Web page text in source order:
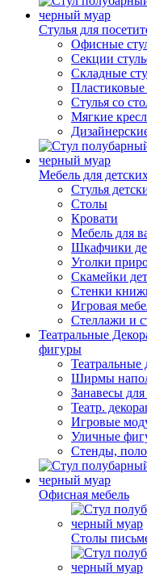
Стулья для
Офисные
Секции
Складные
Пластиковые
Стулья со
Мягкие
Мебель для
Стулья
Столы
Кровати
Мебель для
Шкафчики
Уголки
Скамейки
Стенки
Игровая
Стеллажи и
Театральные
фигуры
Театральные
Ширмы
Занавесы
Театр.
Игровые
Уличные
Стенды,
Офисная мебель
Столы